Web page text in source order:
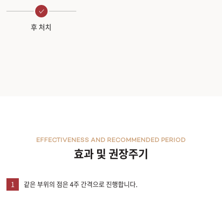
후 처치
효과 및 권장주기
EFFECTIVENESS AND RECOMMENDED PERIOD
1 같은 부위의 점은 4주 간격으로 진행합니다.